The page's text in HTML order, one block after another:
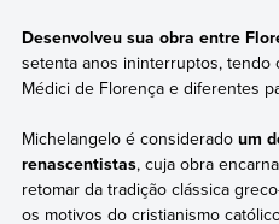
Desenvolveu sua obra entre
setenta anos ininterruptos, tendo
Médici de Florença e diferentes
Michelangelo é considerado um
renascentistas, cuja obra
retomar da tradição clássica
os motivos do cristianismo